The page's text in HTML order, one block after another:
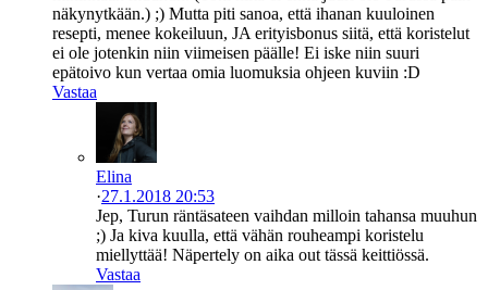
näkynytkään.) ;) Mutta piti sanoa, että ihanan kuuloinen
resepti, menee kokeiluun, JA erityisbonus siitä, että koristelut
ei ole jotenkin niin viimeisen päälle! Ei iske niin suuri
epätoivo kun vertaa omia luomuksia ohjeen kuviin :D
Vastaa
Elina
·27.1.2018 20:53
Jep, Turun räntäsateen vaihdan milloin tahansa muuhun
;) Ja kiva kuulla, että vähän rouheampi koristelu
miellyttää! Näpertely on aika out tässä keittiössä.
Vastaa